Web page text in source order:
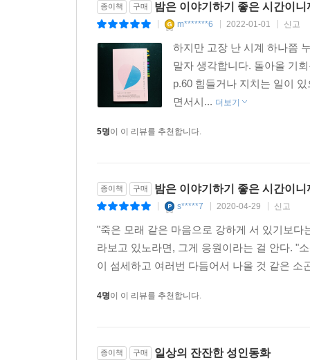
종이책 구매 밤은 이야기하기 좋은 시간이니
m*******6 2022-01-01 신고
하지만 고장 난 시계 하나쯤
말자 생각합니다. 돌아올 기
p.60 힘들거나 지치는 일이
면서시... 더보기
5명이 이 리뷰를 추천합니다.
종이책 구매 밤은 이야기하기 좋은 시간이니
s*****7 2020-04-29 신고
"죽은 모래 같은 마음으로 강하게 서 있기보
라보고 있노라면, 그게 응원이라는 걸 안다. "
이 섬세하고 여러번 다듬어서 나올 것 같은
4명이 이 리뷰를 추천합니다.
종이책 구매 일상의 잔잔한 성인동화